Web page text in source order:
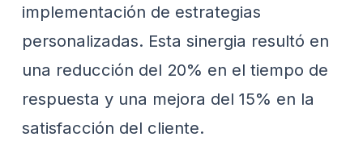
implementación de estrategias
personalizadas. Esta sinergia resultó en
una reducción del 20% en el tiempo de
respuesta y una mejora del 15% en la
satisfacción del cliente.